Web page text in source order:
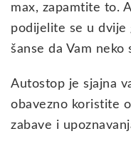
max, zapamtite to.
podijelite se u dvije
šanse da Vam neko
Autostop je sjajna
obavezno koristite
zabave i